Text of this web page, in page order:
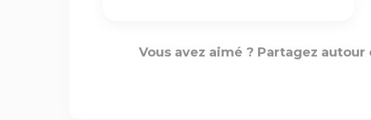
Vous avez aimé ? Partagez autour